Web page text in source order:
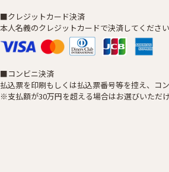
■クレジットカード決済
本人名義のクレジットカードで決済してください
■コンビニ決済
払込票を印刷もしくは払込票番号等を控え、コ
※支払額が30万円を超える場合はお選びいただ